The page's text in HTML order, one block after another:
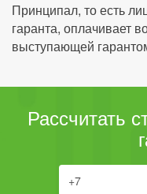
Принципал, то есть
гаранта, оплачивает
выступающей
Рассчитать